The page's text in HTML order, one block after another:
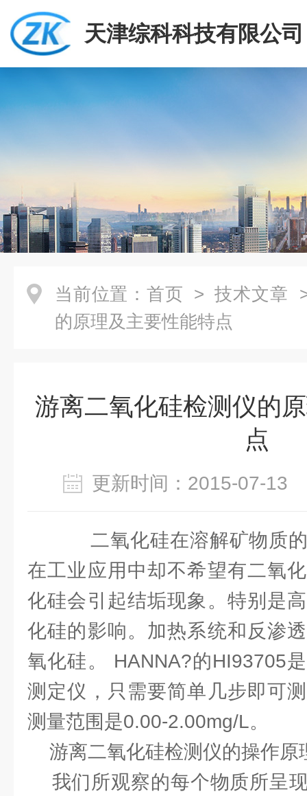
天津综科科技有限公司
当前位置： 首页 > 技术文章
的原理及主要性能特点
游离二氧化硅检测仪的
点
更新时间：2015-07-
二氧化硅在溶解矿物质
在工业应用中却不希望有二氧
化硅会引起结垢现象。特别是
化硅的影响。加热系统和反渗
氧化硅。 HANNA?的HI93705
测定仪，只需要简单几步即可
测量范围是0.00-2.00mg/L。
游离二氧化硅检测仪的操作原
我们所观察的每个物质所呈